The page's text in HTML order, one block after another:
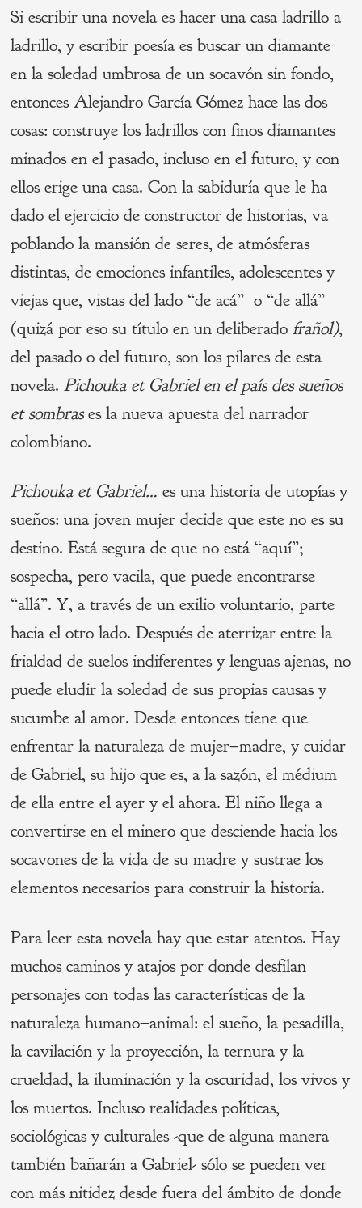
Si escribir una novela es hacer una casa ladrillo a
ladrillo, y escribir poesía es buscar un diamante
en la soledad umbrosa de un socavón sin fondo,
entonces Alejandro García Gómez hace las dos
cosas: construye los ladrillos con finos diamantes
minados en el pasado, incluso en el futuro, y con
ellos erige una casa. Con la sabiduría que le ha
dado el ejercicio de constructor de historias, va
poblando la mansión de seres, de atmósferas
distintas, de emociones infantiles, adolescentes y
viejas que, vistas del lado “de acá” o “de allá”
(quizá por eso su título en un deliberadofrañol),
del pasado o del futuro, son los pilares de esta
novela.Pichouka et Gabriel en el país des sueños
et sombrases la nueva apuesta del narrador
colombiano.
Pichouka et Gabriel… es una historia de utopías y
sueños: una joven mujer decide que este no es su
destino. Está segura de que no está “aquí”;
sospecha, pero vacila, que puede encontrarse
“allá”. Y, a través de un exilio voluntario, parte
hacia el otro lado. Después de aterrizar entre la
frialdad de suelos indiferentes y lenguas ajenas, no
puede eludir la soledad de sus propias causas y
sucumbe al amor. Desde entonces tiene que
enfrentar la naturaleza de mujer–madre, y cuidar
de Gabriel, su hijo que es, a la sazón, el médium
de ella entre el ayer y el ahora. El niño llega a
convertirse en el minero que desciende hacia los
socavones de la vida de su madre y sustrae los
elementos necesarios para construir la historia.
Para leer esta novela hay que estar atentos. Hay
muchos caminos y atajos por donde desfilan
personajes con todas las características de la
naturaleza humano–animal: el sueño, la pesadilla,
la cavilación y la proyección, la ternura y la
crueldad, la iluminación y la oscuridad, los vivos y
los muertos. Incluso realidades políticas,
sociológicas y culturales -que de alguna manera
también bañarán a Gabriel- sólo se pueden ver
con más nitidez desde fuera del ámbito de donde